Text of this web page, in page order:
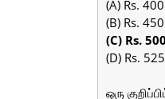
(A) Rs. 400
(B) Rs. 450
(C) Rs. 500
(D) Rs. 525
ஒரு